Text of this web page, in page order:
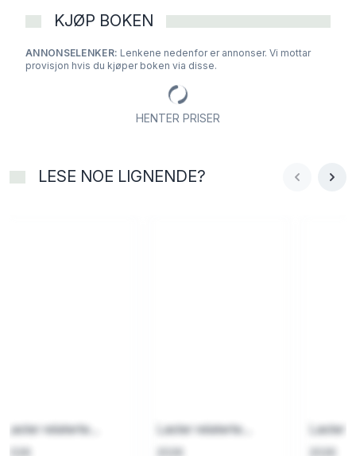
KJØP BOKEN
ANNONSELENKER: Lenkene nedenfor er annonser. Vi mottar
provisjon hvis du kjøper boken via disse.
HENTER PRISER
LESE NOE LIGNENDE?
Laster relaterte... Laster relaterte... Laster